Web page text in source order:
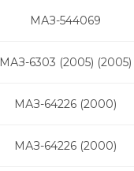
МАЗ-544069
МАЗ-6303 (2005) (2005)
МАЗ-64226 (2000)
МАЗ-64226 (2000)